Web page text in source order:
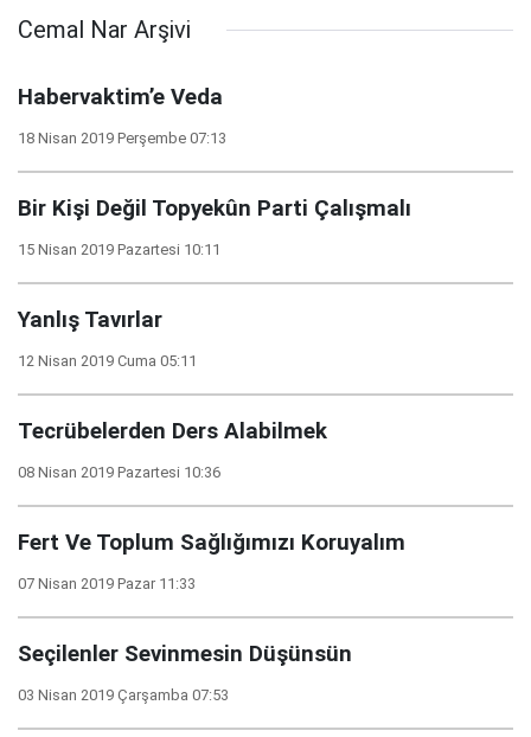
Cemal Nar Arşivi
Habervaktim’e Veda
18 Nisan 2019 Perşembe 07:13
Bir Kişi Değil Topyekûn Parti Çalışmalı
15 Nisan 2019 Pazartesi 10:11
Yanlış Tavırlar
12 Nisan 2019 Cuma 05:11
Tecrübelerden Ders Alabilmek
08 Nisan 2019 Pazartesi 10:36
Fert Ve Toplum Sağlığımızı Koruyalım
07 Nisan 2019 Pazar 11:33
Seçilenler Sevinmesin Düşünsün
03 Nisan 2019 Çarşamba 07:53